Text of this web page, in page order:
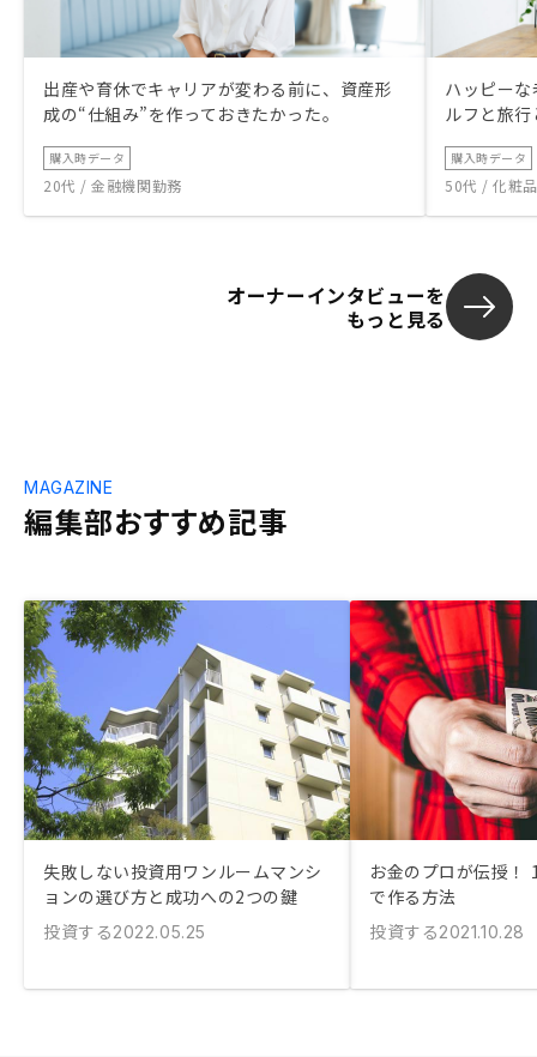
出産や育休でキャリアが変わる前に、資産形
成の“仕組み”を作っておきたかった。
購入時データ
20代 / 金融機関勤務
ハッピー
ルフと旅
購入時データ
50代 / 化粧
オーナーインタビューを
もっと見る
編集部おすすめ記事
MAGAZINE
失敗しない投資用ワンルームマンシ
ョンの選び方と成功への2つの鍵
投資する2022.05.25
お金のプロが伝授！
で作る方法
投資する2021.10.28